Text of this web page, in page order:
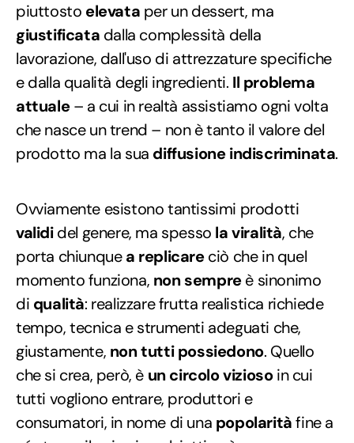
piuttosto elevata per un dessert, ma
giustificata dalla complessità della
lavorazione, dall'uso di attrezzature specifiche
e dalla qualità degli ingredienti. Il problema
attuale– a cui in realtà assistiamo ogni volta
che nasce un trend – non è tanto il valore del
prodotto ma la sua diffusione indiscriminata.
Ovviamente esistono tantissimi prodotti
valididel genere, ma spesso la viralità, che
porta chiunquea replicareciò che in quel
momento funziona, non sempreè sinonimo
di qualità: realizzare frutta realistica richiede
tempo, tecnica e strumenti adeguati che,
giustamente, non tutti possiedono. Quello
che si crea, però, è un circolo viziosoin cui
tutti vogliono entrare, produttori e
consumatori, in nome di una popolaritàfine a